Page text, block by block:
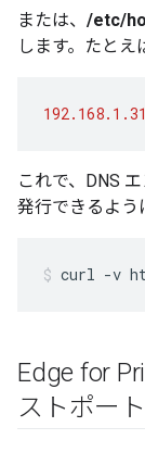
または、 /etc/
します。たとえ
192.168.1.31
これで、DNS
発行できるよう
curl -v
Edge for
ストポー